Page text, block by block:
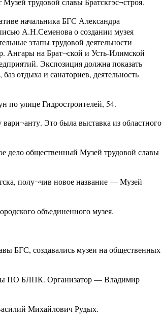
начальника БГС Александра
А.Н.Семенова о создании музея
этапы трудовой деятельности
Ангары на Брат¬ской и Усть-Илимской
Экспозиция должна показать
отдыха и санаториев, деятельность
по улице Гидростроителей, 54.
Это была выставка из областного
дело общественный Музей трудовой славы
полу¬чив новое название — Музей
объединенного музея.
БГС, создавались музеи на общественных
ПО БЛПК. Организатор — Владимир
Михайлович Рудых.